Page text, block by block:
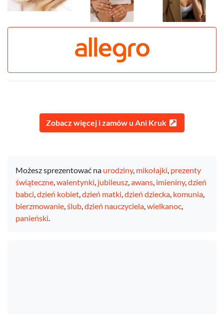
Zobacz więcej i zamów u Ani Kruk
Możesz sprezentować na urodziny, mikołajki, prezenty
świąteczne,walentynki, jubileusz,awans, imieniny,dzień
babci,dzień kobiet,dzień matki,dzień dziecka, komunia,
bierzmowanie,ślub,dzień nauczyciela,wielkanoc,
panieński.